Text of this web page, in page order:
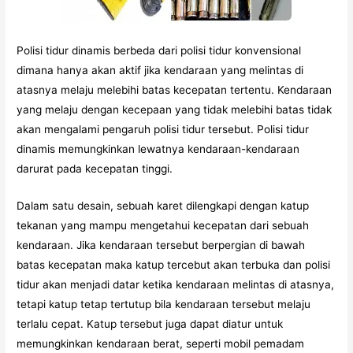
Polisi tidur dinamis berbeda dari polisi tidur konvensional
dimana hanya akan aktif jika kendaraan yang melintas di
atasnya melaju melebihi batas kecepatan tertentu. Kendaraan
yang melaju dengan kecepaan yang tidak melebihi batas tidak
akan mengalami pengaruh polisi tidur tersebut. Polisi tidur
dinamis memungkinkan lewatnya kendaraan-kendaraan
darurat pada kecepatan tinggi.
Dalam satu desain, sebuah karet dilengkapi dengan katup
tekanan yang mampu mengetahui kecepatan dari sebuah
kendaraan. Jika kendaraan tersebut berpergian di bawah
batas kecepatan maka katup tercebut akan terbuka dan polisi
tidur akan menjadi datar ketika kendaraan melintas di atasnya,
tetapi katup tetap tertutup bila kendaraan tersebut melaju
terlalu cepat. Katup tersebut juga dapat diatur untuk
memungkinkan kendaraan berat, seperti mobil pemadam